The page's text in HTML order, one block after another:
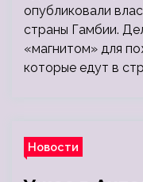
опубликовали
страны Гамбии.
«магнитом» для
которые едут в
Новости